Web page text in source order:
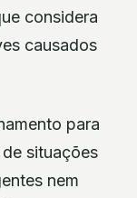
considera
causados
para
situações
nem